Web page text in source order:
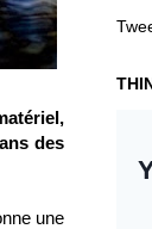
des
une